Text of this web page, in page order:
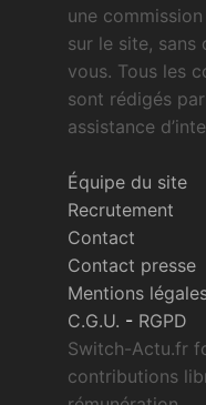
une
sur le site,
vous. Tous les
sont rédigés
assistance
Équipe du site
Recrutement
Contact
Contact presse
Mentions
C.G.U. - RGPD
Switch-Actu.fr
contributions